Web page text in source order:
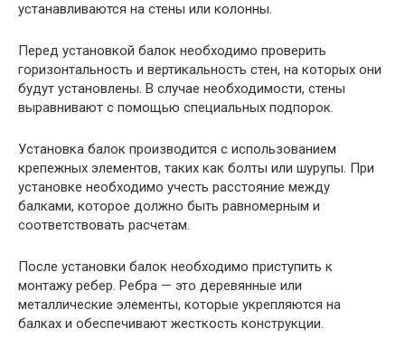
устанавливаются на стены или колонны.
Перед установкой балок необходимо проверить
горизонтальность и вертикальность стен, на которых они
будут установлены. В случае необходимости, стены
выравнивают с помощью специальных подпорок.
Установка балок производится с использованием
крепежных элементов, таких как болты или шурупы. При
установке необходимо учесть расстояние между
балками, которое должно быть равномерным и
соответствовать расчетам.
После установки балок необходимо приступить к
монтажу ребер. Ребра — это деревянные или
металлические элементы, которые укрепляются на
балках и обеспечивают жесткость конструкции.